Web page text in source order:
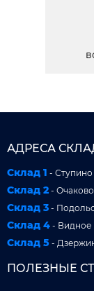
АДРЕСА
Склад 1 - Ступино
Склад 2 -
Склад 3 -
Склад 4 - Видное
Склад 5 -
ПОЛЕЗНЫЕ